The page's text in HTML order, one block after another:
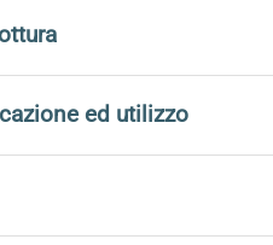
ottimali è fondamentale
permette una
e di effettuare una
ed utilizzo
decorazione con i seguenti